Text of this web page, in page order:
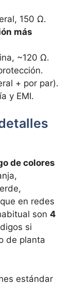
150 Ω.
más
~120 Ω.
+ por par).
y EMI.
de colores
en redes
son 4
si
de planta
estándar